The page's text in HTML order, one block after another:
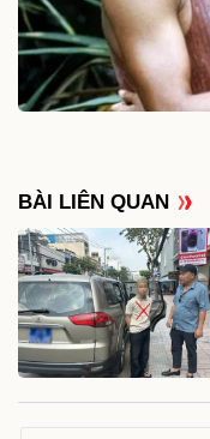
BÀI LIÊN QUAN